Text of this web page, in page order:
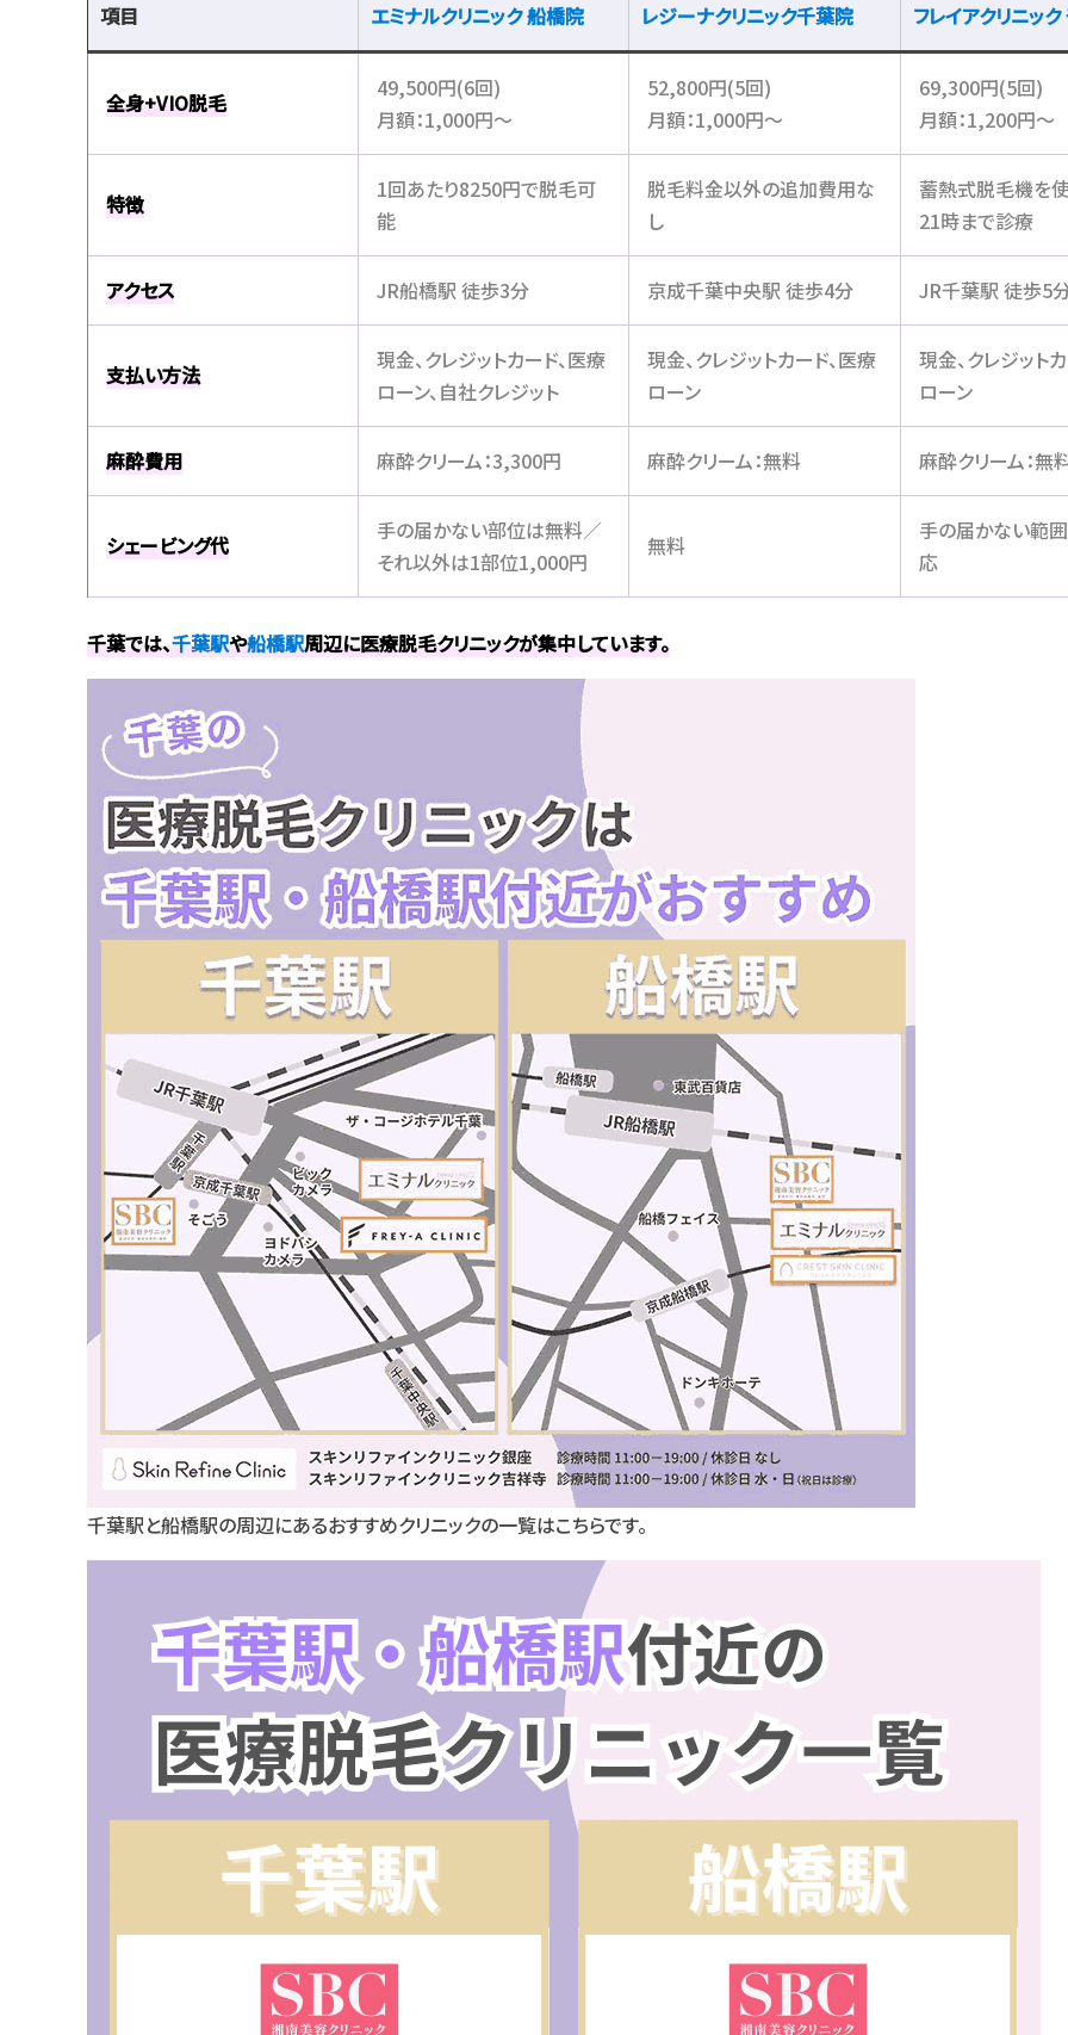
項目 エミナルクリニック 船橋院 レジーナクリニック千葉院 フレイアクリニッ
全身+VIO脱毛
49,500円(6回)
月額：1,000円〜
52,800円(5回)
月額：1,000円〜
69,300円(5回)
月額：1,200円〜
特徴
1回あたり8250円で脱毛可
能
脱毛料金以外の追加費用な
し
蓄熱式脱毛機を
21時まで診療
アクセス JR船橋駅 徒歩3分 京成千葉中央駅 徒歩4分 JR千葉駅 徒歩5
支払い方法
現金、クレジットカード、医療
ローン、自社クレジット
現金、クレジットカード、医療
ローン
現金、クレジット
ローン
麻酔費用 麻酔クリーム：3,300円 麻酔クリーム：無料 麻酔クリーム：無
シェービング代
手の届かない部位は無料／
それ以外は1部位1,000円
無料
手の届かない範
応
千葉では、千葉駅や船橋駅周辺に医療脱毛クリニックが集中しています。
千葉駅と船橋駅の周辺にあるおすすめクリニックの一覧はこちらです。